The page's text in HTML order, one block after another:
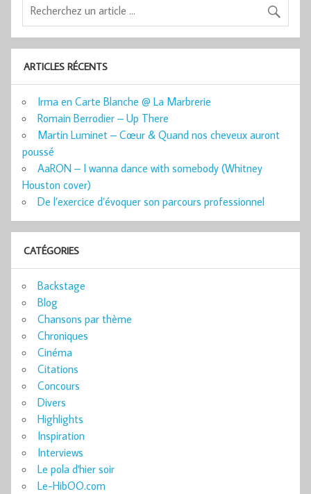
ARTICLES RÉCENTS
Irma en Carte Blanche @ La Marbrerie
Romain Berrodier – Up There
Martin Luminet – Cœur & Quand nos cheveux auront
poussé
AaRON – I wanna dance with somebody (Whitney
Houston cover)
De l’exercice d’évoquer son parcours professionnel
CATÉGORIES
Backstage
Blog
Chansons par thème
Chroniques
Cinéma
Citations
Concours
Divers
Highlights
Inspiration
Interviews
Le pola d'hier soir
Le-HibOO.com